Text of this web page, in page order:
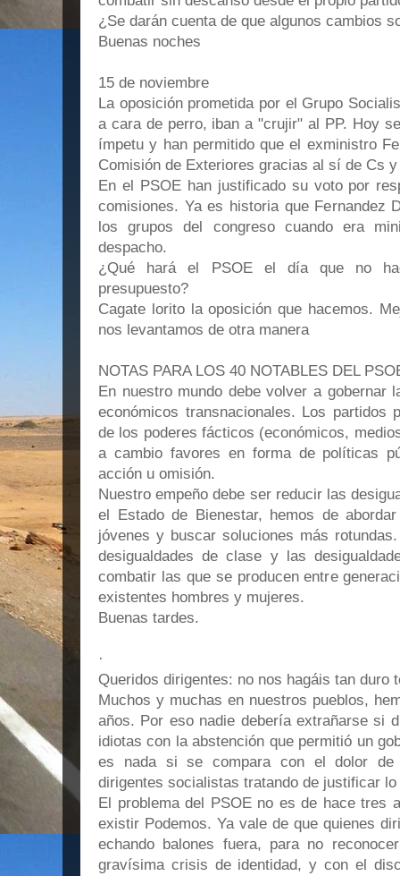
¿Se darán cuenta de que algunos cambios
Buenas noches
15 de noviembre
La oposición prometida por el Grupo
a cara de perro, iban a "crujir" al PP. Hoy
ímpetu y han permitido que el exministro
Comisión de Exteriores gracias al sí de Cs
En el PSOE han justificado su voto por
comisiones. Ya es historia que Fernandez
los grupos del congreso cuando era
despacho.
¿Qué hará el PSOE el día que no
presupuesto?
Cagate lorito la oposición que hacemos.
nos levantamos de otra manera
NOTAS PARA LOS 40 NOTABLES DEL
En nuestro mundo debe volver a gobernar
económicos transnacionales. Los partidos
de los poderes fácticos (económicos,
a cambio favores en forma de políticas
acción u omisión.
Nuestro empeño debe ser reducir las
el Estado de Bienestar, hemos de
jóvenes y buscar soluciones más
desigualdades de clase y las
combatir las que se producen entre
existentes hombres y mujeres.
Buenas tardes.
·
Queridos dirigentes: no nos hagáis tan duro
Muchos y muchas en nuestros pueblos,
años. Por eso nadie debería extrañarse si
idiotas con la abstención que permitió un
es nada si se compara con el dolor de
dirigentes socialistas tratando de justificar
El problema del PSOE no es de hace tres
existir Podemos. Ya vale de que quienes
echando balones fuera, para no
gravísima crisis de identidad, y con el